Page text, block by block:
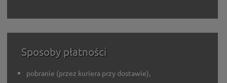
Sposoby płatności
pobranie (przez kuriera przy dostawie),